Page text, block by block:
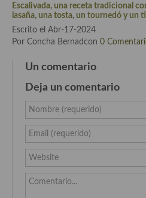
Gazpachos, salmorejos, sopas y
Quínoa
Pasta
Arroces Y fideuás
Legumbres y cereales
Cuscús
Huevos
Masas elaboradas con harina,
Escalivada, una receta tradicional
lasaña, una tosta, un tournedó y un
Escrito el Abr-17-2024
Por Concha Bernadcon 0
Un comentario
Deja un comentario
Nombre (requerido)
Email (requerido)
Website
Comentario...